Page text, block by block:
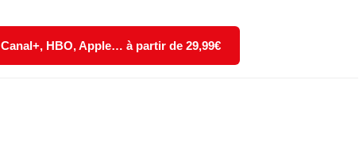
HBO, Apple… à partir de 29,99€